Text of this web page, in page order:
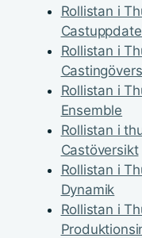
Rollistan i
Rollistan i
Rollistan i
Ensemble
Rollistan i
Castöversikt
Rollistan i
Dynamik
Rollistan i